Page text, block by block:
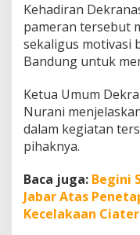
u
a
n
i
k
a
e
n
g
u
Kehadiran
pameran tersebut
sekaligus motivasi
Bandung untuk
Ketua Umum
Nurani
dalam kegiatan
pihaknya.
Baca juga: Begini
Jabar Atas
Kecelakaan Ciater